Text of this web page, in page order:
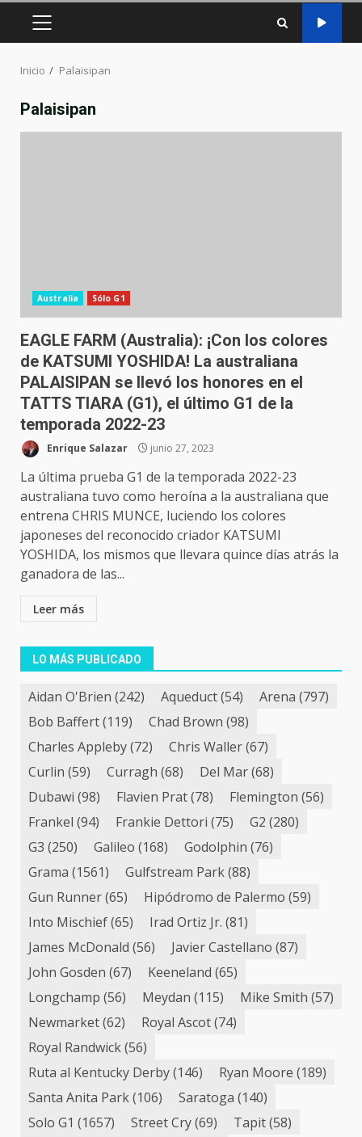
MENÚ
Inicio Palaisipan
Palaisipan
Australia Sólo G1
EAGLE FARM (Australia): ¡Con los colores
de KATSUMI YOSHIDA! La australiana
PALAISIPAN se llevó los honores en el
TATTS TIARA (G1), el último G1 de la
temporada 2022-23
Enrique Salazar junio 27, 2023
La última prueba G1 de la temporada 2022-23
australiana tuvo como heroína a la australiana que
entrena CHRIS MUNCE, luciendo los colores
japoneses del reconocido criador KATSUMI
YOSHIDA, los mismos que llevara quince días atrás la
ganadora de las...
Leer más
LO MÁS PUBLICADO
Aidan O'Brien (242) Aqueduct(54) Arena (797)
Bob Baffert(119) Chad Brown (98)
Charles Appleby(72) Chris Waller(67)
Curlin (59) Curragh (68) Del Mar(68)
Dubawi (98) Flavien Prat(78) Flemington (56)
Frankel (94) Frankie Dettori (75) G2 (280)
G3 (250) Galileo (168) Godolphin (76)
Grama (1561) Gulfstream Park(88)
Gun Runner(65) Hipódromo de Palermo (59)
Into Mischief(65) Irad Ortiz Jr. (81)
James McDonald (56) Javier Castellano (87)
John Gosden (67) Keeneland (65)
Longchamp (56) Meydan (115) Mike Smith (57)
Newmarket(62) Royal Ascot(74)
Royal Randwick(56)
Ruta al Kentucky Derby(146) Ryan Moore (189)
Santa Anita Park(106) Saratoga (140)
Solo G1 (1657) Street Cry(69) Tapit(58)